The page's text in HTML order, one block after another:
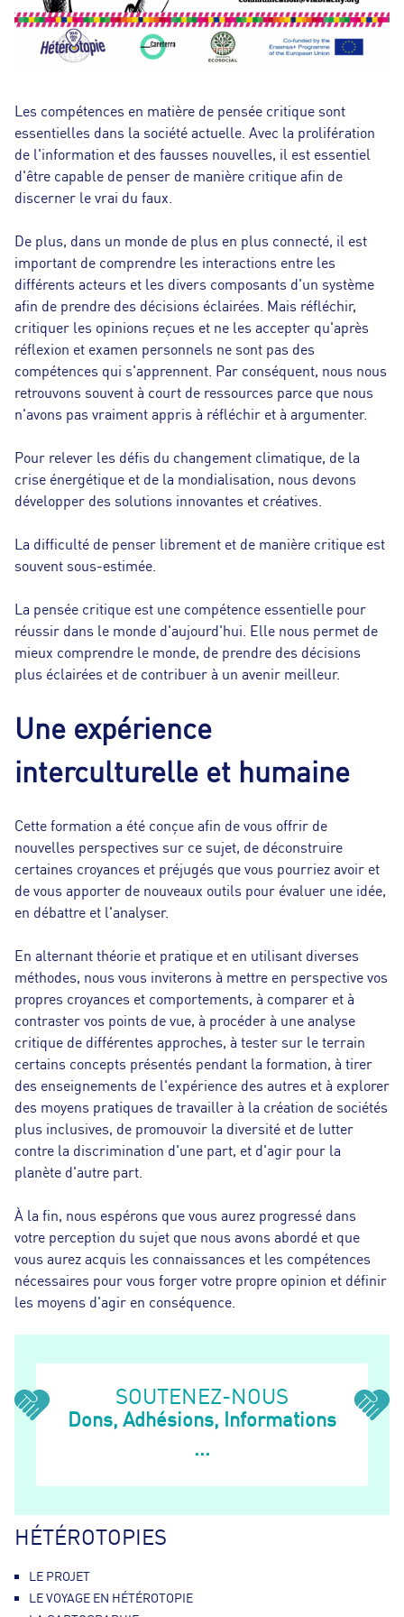
Les compétences en matière de pensée critique sont
essentielles dans la société actuelle. Avec la prolifération
de l'information et des fausses nouvelles, il est essentiel
d'être capable de penser de manière critique afin de
discerner le vrai du faux.
De plus, dans un monde de plus en plus connecté, il est
important de comprendre les interactions entre les
différents acteurs et les divers composants d'un système
afin de prendre des décisions éclairées. Mais réfléchir,
critiquer les opinions reçues et ne les accepter qu'après
réflexion et examen personnels ne sont pas des
compétences qui s'apprennent. Par conséquent, nous nous
retrouvons souvent à court de ressources parce que nous
n'avons pas vraiment appris à réfléchir et à argumenter.
Pour relever les défis du changement climatique, de la
crise énergétique et de la mondialisation, nous devons
développer des solutions innovantes et créatives.
La difficulté de penser librement et de manière critique est
souvent sous-estimée.
La pensée critique est une compétence essentielle pour
réussir dans le monde d'aujourd'hui. Elle nous permet de
mieux comprendre le monde, de prendre des décisions
plus éclairées et de contribuer à un avenir meilleur.
Une expérience
interculturelle et humaine
Cette formation a été conçue afin de vous offrir de
nouvelles perspectives sur ce sujet, de déconstruire
certaines croyances et préjugés que vous pourriez avoir et
de vous apporter de nouveaux outils pour évaluer une idée,
en débattre et l'analyser.
En alternant théorie et pratique et en utilisant diverses
méthodes, nous vous inviterons à mettre en perspective vos
propres croyances et comportements, à comparer et à
contraster vos points de vue, à procéder à une analyse
critique de différentes approches, à tester sur le terrain
certains concepts présentés pendant la formation, à tirer
des enseignements de l'expérience des autres et à explorer
des moyens pratiques de travailler à la création de sociétés
plus inclusives, de promouvoir la diversité et de lutter
contre la discrimination d'une part, et d'agir pour la
planète d'autre part.
À la fin, nous espérons que vous aurez progressé dans
votre perception du sujet que nous avons abordé et que
vous aurez acquis les connaissances et les compétences
nécessaires pour vous forger votre propre opinion et définir
les moyens d'agir en conséquence.
SOUTENEZ-NOUS
Dons, Adhésions, Informations
...
HÉTÉROTOPIES
LE PROJET
LE VOYAGE EN HÉTÉROTOPIE